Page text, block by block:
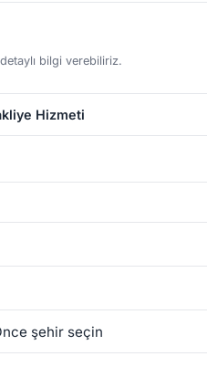
bilgi verebiliriz.
Hizmeti